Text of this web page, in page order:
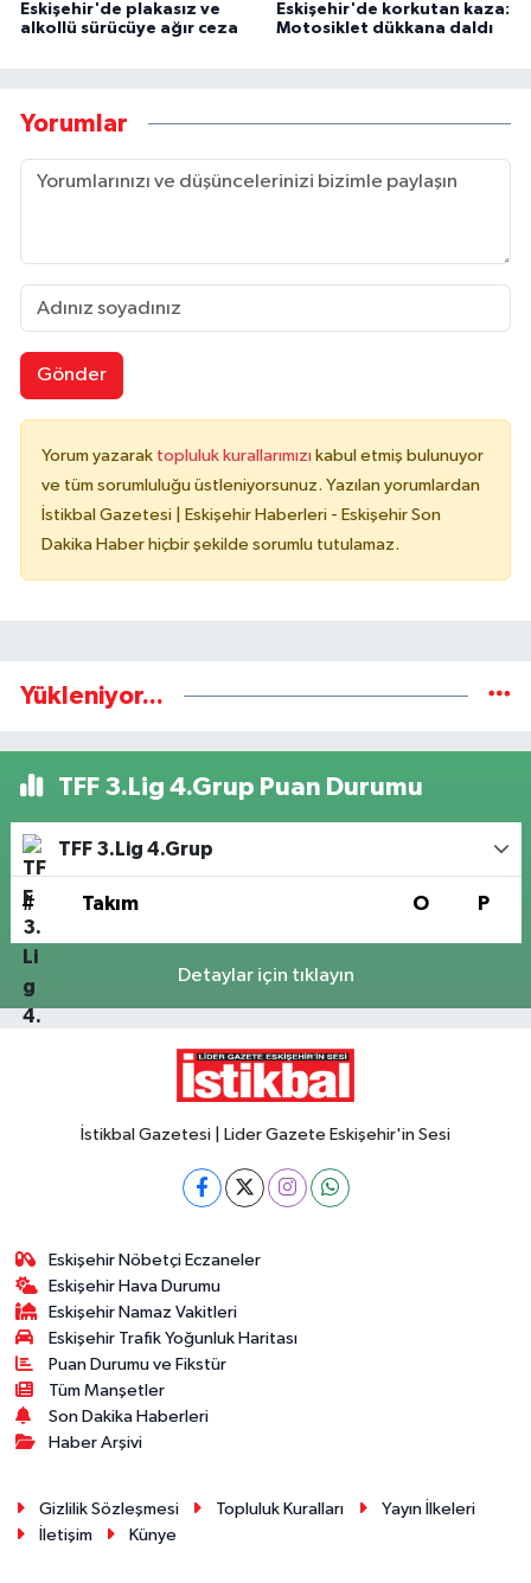
Eskişehir'de plakasız ve
alkollü sürücüye ağır ceza
Eskişehir'de korkutan kaza:
Motosiklet dükkana daldı
Yorumlar
Gönder
Yorum yazarak topluluk kurallarımızı kabul etmiş bulunuyor
ve tüm sorumluluğu üstleniyorsunuz. Yazılan yorumlardan
İstikbal Gazetesi | Eskişehir Haberleri - Eskişehir Son
Dakika Haber hiçbir şekilde sorumlu tutulamaz.
Yükleniyor...
TFF 3.Lig 4.Grup Puan Durumu
TFF 3.Lig 4.Grup
# Takım O P
Detaylar için tıklayın
İstikbal Gazetesi | Lider Gazete Eskişehir'in Sesi
Eskişehir Nöbetçi Eczaneler
Eskişehir Hava Durumu
Eskişehir Namaz Vakitleri
Eskişehir Trafik Yoğunluk Haritası
Puan Durumu ve Fikstür
Tüm Manşetler
Son Dakika Haberleri
Haber Arşivi
Gizlilik Sözleşmesi Topluluk Kuralları
Yayın İlkeleri
İletişim
Künye